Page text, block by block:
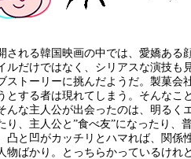
される韓国映画の中では、愛嬌あ
ルだけではなく、シリアスな演技
ストーリーに挑んだようだ。製菓会
とする者は現れてしまう。そんな
んな主人公が出会ったのは、明るく
り、主人公と”食べ友”になったり、
凸と凹がカッチリとハマれば、関
物ばかり。とっちらかっているけれ